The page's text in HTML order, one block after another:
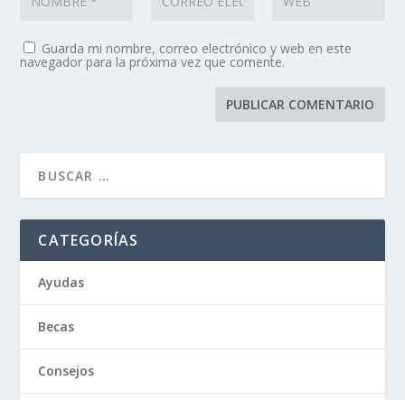
Guarda mi nombre, correo electrónico y web en este
navegador para la próxima vez que comente.
CATEGORÍAS
Ayudas
Becas
Consejos